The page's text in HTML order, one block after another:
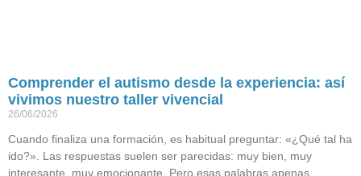
Comprender el autismo desde la experiencia: así
vivimos nuestro taller vivencial
26/06/2026
Cuando finaliza una formación, es habitual preguntar: «¿Qué tal ha
ido?». Las respuestas suelen ser parecidas: muy bien, muy
interesante, muy emocionante. Pero esas palabras apenas